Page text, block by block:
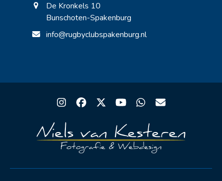
De Kronkels 10
Bunschoten-Spakenburg
info@rugbyclubspakenburg.nl
Instagram
Facebook
TwitterYouTubeWhatsapp
Email